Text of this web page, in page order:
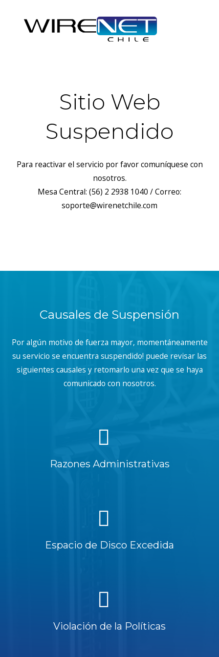
Sitio Web
Suspendido
Para reactivar el servicio por favor comuníquese con
nosotros.
Mesa Central: (56) 2 2938 1040 / Correo:
soporte@wirenetchile.com
Causales de Suspensión
Por algún motivo de fuerza mayor, momentáneamente
su servicio se encuentra suspendido! puede revisar las
siguientes causales y retomarlo una vez que se haya
comunicado con nosotros.
Razones Administrativas
Espacio de Disco Excedida
Violación de la Políticas